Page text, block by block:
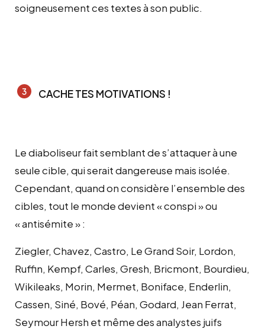
soigneusement ces textes à son public.
CACHE TES MOTIVATIONS !
Le diaboliseur fait semblant de s’attaquer à une
seule cible, qui serait dangereuse mais isolée.
Cependant, quand on considère l’ensemble des
cibles, tout le monde devient « conspi » ou
« antisémite » :
Ziegler, Chavez, Castro, Le Grand Soir, Lordon,
Ruffin, Kempf, Carles, Gresh, Bricmont, Bourdieu,
Wikileaks, Morin, Mermet, Boniface, Enderlin,
Cassen, Siné, Bové, Péan, Godard, Jean Ferrat,
Seymour Hersh et même des analystes juifs